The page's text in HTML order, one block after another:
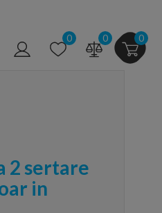
0 0 0
2 sertare
in